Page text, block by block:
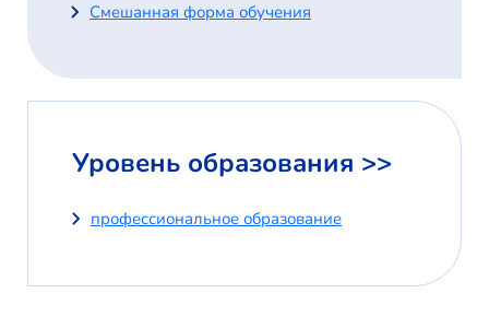
Смешанная форма обучения
Уровень образования >>
профессиональное образование